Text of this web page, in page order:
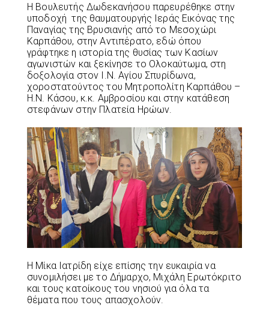
Η Βουλευτής Δωδεκανήσου παρευρέθηκε στην
υποδοχή της θαυματουργής Ιεράς Εικόνας της
Παναγίας της Βρυσιανής από το Μεσοχώρι
Καρπάθου, στην Αντιπέρατο, εδώ όπου
γράφτηκε η ιστορία της θυσίας των Κασίων
αγωνιστών και ξεκίνησε το Ολοκαύτωμα, στη
δοξολογία στον Ι.Ν. Αγίου Σπυρίδωνα,
χοροστατούντος του Μητροπολίτη Καρπάθου –
Η.Ν. Κάσου, κ.κ. Αμβροσίου και στην κατάθεση
στεφάνων στην Πλατεία Ηρώων.
Η Μίκα Ιατρίδη είχε επίσης την ευκαιρία να
συνομιλήσει με το Δήμαρχο, Μιχάλη Ερωτόκριτο
και τους κατοίκους του νησιού για όλα τα
θέματα που τους απασχολούν.